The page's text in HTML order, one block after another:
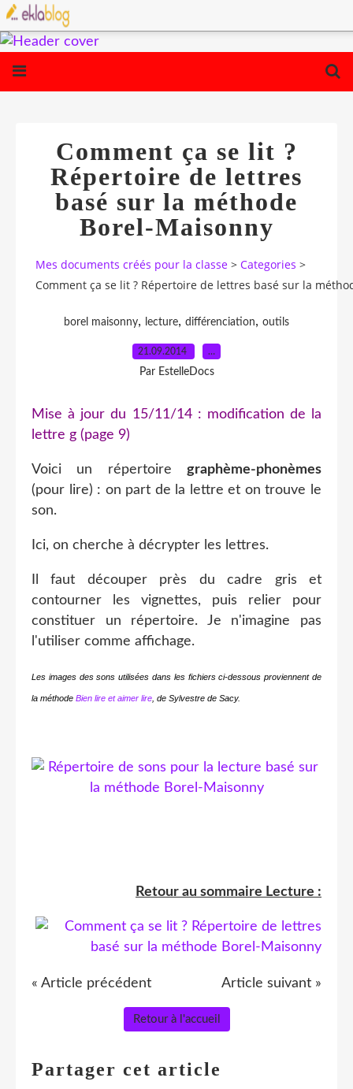
Comment ça se lit ?
Répertoire de lettres
basé sur la méthode
Borel-Maisonny
Mes documents créés pour la classe > Categories >
Comment ça se lit ? Répertoire de lettres basé sur la
borel maisonny, lecture, différenciation, outils
21.09.2014 …
Par EstelleDocs
Mise à jour du 15/11/14 : modification de la
lettre g (page 9)
Voici un répertoire graphème-phonèmes
(pour lire) : on part de la lettre et on trouve le
son.
Ici, on cherche à décrypter les lettres.
Il faut découper près du cadre gris et
contourner les vignettes, puis relier pour
constituer un répertoire. Je n'imagine pas
l'utiliser comme affichage.
Les images des sonsutilisées dans les fichiers ci-dessous proviennent de
la méthode Bien lire et aimer lire , de Sylvestre de Sacy.
Retour au sommaire Lecture :
« Article précédent Article suivant »
Retour à l'accueil
Partager cet article